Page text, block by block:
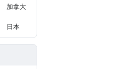
加拿大
日本